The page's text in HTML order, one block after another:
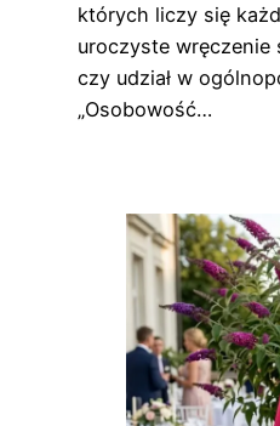
których liczy się
uroczyste wręczenie
czy udział w
„Osobowość…